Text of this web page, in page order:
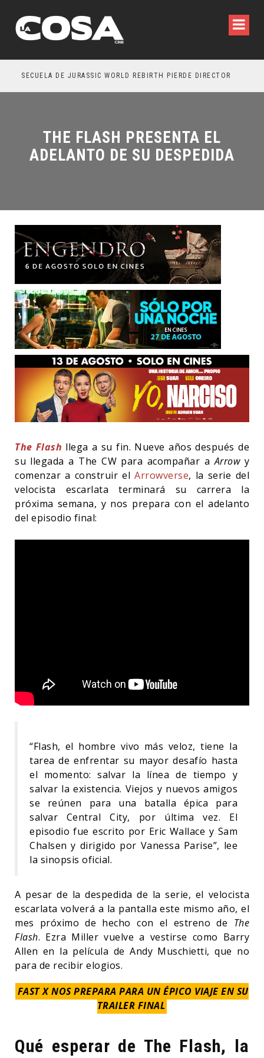
SECUELA DE JURASSIC WORLD REBIRTH PIERDE DIRECTOR
THE FLASH PRESENTA EL
ADELANTO DE SU DESPEDIDA
The Flash llega a su fin. Nueve años después de
su llegada a The CW para acompañar aArrow y
comenzar a construir elArrowverse, la serie del
velocista escarlata terminará su carrera la
próxima semana, y nos prepara con el adelanto
del episodio final:
“Flash, el hombre vivo más veloz, tiene la
tarea de enfrentar su mayor desafío hasta
el momento: salvar la línea de tiempo y
salvar la existencia. Viejos y nuevos amigos
se reúnen para una batalla épica para
salvar Central City, por última vez. El
episodio fue escrito por Eric Wallace y Sam
Chalsen y dirigido por Vanessa Parise”, lee
la sinopsis oficial.
A pesar de la despedida de la serie, el velocista
escarlata volverá a la pantalla este mismo año, el
mes próximo de hecho con el estreno de The
Flash. Ezra Miller vuelve a vestirse como Barry
Allen en la película de Andy Muschietti, que no
para de recibir elogios.
FAST X NOS PREPARA PARA UN ÉPICO VIAJE EN SU
TRAILER FINAL
Qué esperar de The Flash, la